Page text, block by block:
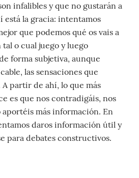
infalibles y que no gustarán a
está la gracia: intentamos
que podemos qué os vais a
o cual juego y luego
forma subjetiva, aunque
las sensaciones que
partir de ahí, lo que más
es que nos contradigáis, nos
aportéis más información. En
daros información útil y
para debates constructivos.